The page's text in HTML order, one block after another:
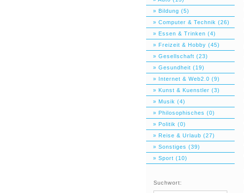
» Bildung (5)
» Computer & Technik (26)
» Essen & Trinken (4)
» Freizeit & Hobby (45)
» Gesellschaft (23)
» Gesundheit (19)
» Internet & Web2.0 (9)
» Kunst & Kuenstler (3)
» Musik (4)
» Philosophisches (0)
» Politik (0)
» Reise & Urlaub (27)
» Sonstiges (39)
» Sport (10)
Suchwort: